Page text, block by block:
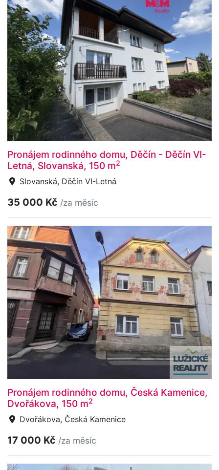
Pronájem rodinného domu, Děčín - Děčín VI-
Letná, Slovanská, 150 m2
Slovanská, Děčín VI-Letná
35 000 Kč /za měsíc
Pronájem rodinného domu, Česká Kamenice,
Dvořákova, 150 m2
Dvořákova, Česká Kamenice
17 000 Kč /za měsíc